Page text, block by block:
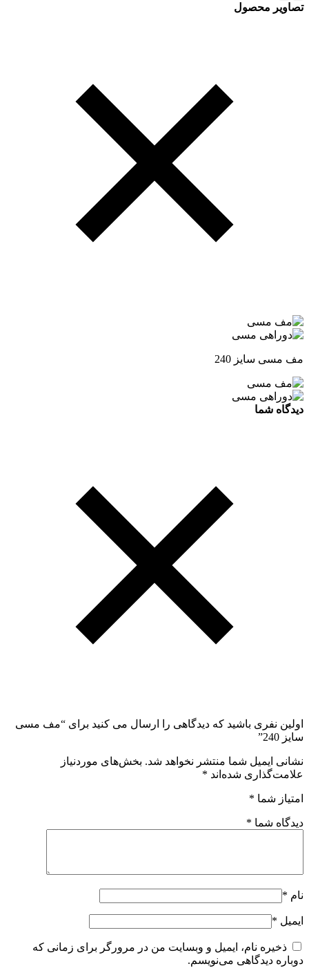
تصاویر محصول
مف مسی سایز 240
دیدگاه شما
اولین نفری باشید که دیدگاهی را ارسال می کنید برای “مف مسی
سایز 240”
نشانی ایمیل شما منتشر نخواهد شد. بخش‌های موردنیاز
علامت‌گذاری شده‌اند *
امتیاز شما *
دیدگاه شما *
نام *
ایمیل *
ذخیره نام، ایمیل و وبسایت من در مرورگر برای زمانی که
دوباره دیدگاهی می‌نویسم.